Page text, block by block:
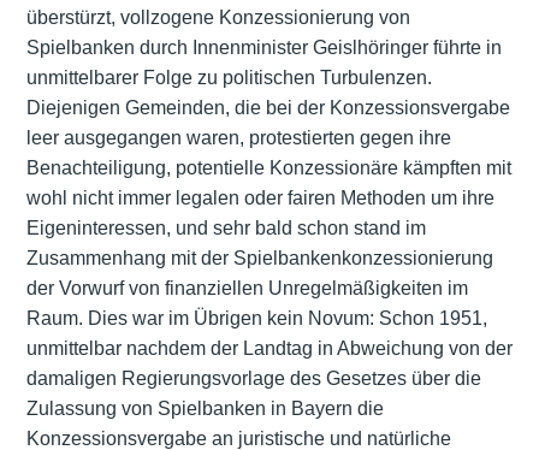
überstürzt, vollzogene Konzessionierung von
Spielbanken durch Innenminister Geislhöringer führte in
unmittelbarer Folge zu politischen Turbulenzen.
Diejenigen Gemeinden, die bei der Konzessionsvergabe
leer ausgegangen waren, protestierten gegen ihre
Benachteiligung, potentielle Konzessionäre kämpften mit
wohl nicht immer legalen oder fairen Methoden um ihre
Eigeninteressen, und sehr bald schon stand im
Zusammenhang mit der Spielbankenkonzessionierung
der Vorwurf von finanziellen Unregelmäßigkeiten im
Raum. Dies war im Übrigen kein Novum: Schon 1951,
unmittelbar nachdem der Landtag in Abweichung von der
damaligen Regierungsvorlage des Gesetzes über die
Zulassung von Spielbanken in Bayern die
Konzessionsvergabe an juristische und natürliche